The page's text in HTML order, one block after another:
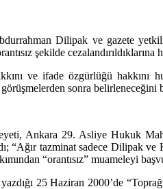
Dilipak ve gazete
şekilde cezalandırıldıklarına
ve ifade özgürlüğü hakkını
sonra belirleneceğini
Ankara 29. Asliye Hukuk
“Ağır tazminat sadece Dilipak
“orantısız” muameleyi
25 Haziran 2000’de